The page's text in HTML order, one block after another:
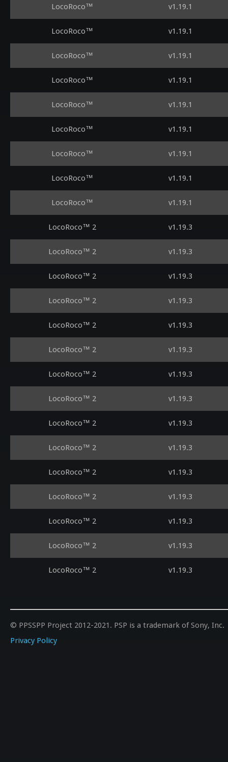
LocoRoco™ v1.19.1
LocoRoco™ v1.19.1
LocoRoco™ v1.19.1
LocoRoco™ v1.19.1
LocoRoco™ v1.19.1
LocoRoco™ v1.19.1
LocoRoco™ v1.19.1
LocoRoco™ v1.19.1
LocoRoco™ v1.19.1
LocoRoco™ 2 v1.19.3
LocoRoco™ 2 v1.19.3
LocoRoco™ 2 v1.19.3
LocoRoco™ 2 v1.19.3
LocoRoco™ 2 v1.19.3
LocoRoco™ 2 v1.19.3
LocoRoco™ 2 v1.19.3
LocoRoco™ 2 v1.19.3
LocoRoco™ 2 v1.19.3
LocoRoco™ 2 v1.19.3
LocoRoco™ 2 v1.19.3
LocoRoco™ 2 v1.19.3
LocoRoco™ 2 v1.19.3
LocoRoco™ 2 v1.19.3
LocoRoco™ 2 v1.19.3
© PPSSPP Project 2012-2021. PSP is a trademark of Sony, Inc.
Privacy Policy